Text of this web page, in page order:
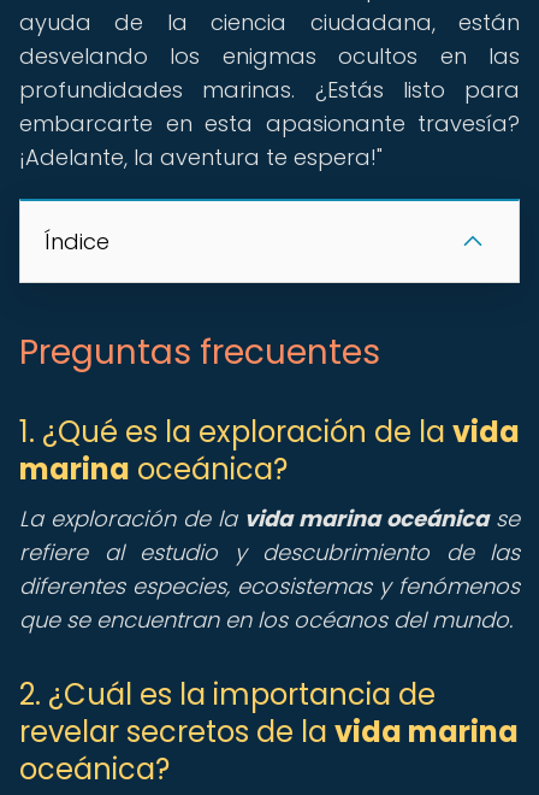
ayuda de la ciencia ciudadana, están
desvelando los enigmas ocultos en las
profundidades marinas. ¿Estás listo para
embarcarte en esta apasionante travesía?
¡Adelante, la aventura te espera!"
Índice
Preguntas frecuentes
1. ¿Qué es la exploración de la vida
marina oceánica?
La exploración de la vida marina oceánicase
refiere al estudio y descubrimiento de las
diferentes especies, ecosistemas y fenómenos
que se encuentran en los océanos del mundo.
2. ¿Cuál es la importancia de
revelar secretos de la vida marina
oceánica?